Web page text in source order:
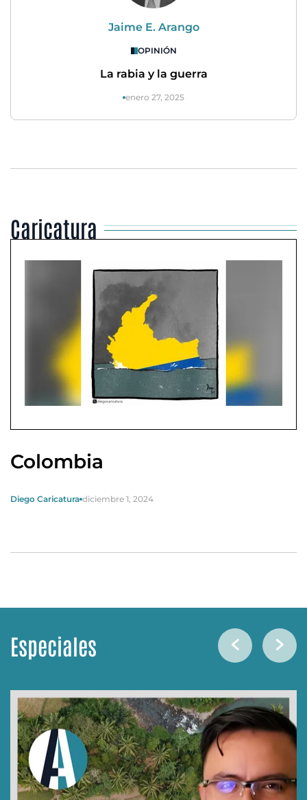
Jaime E. Arango
OPINIÓN
La rabia y la guerra
enero 27, 2025
Caricatura
Colombia
Diego Caricatura diciembre 1, 2024
Especiales